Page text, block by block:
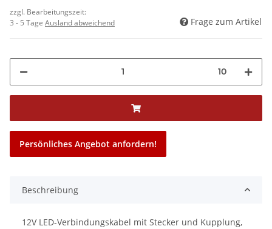
zzgl. Bearbeitungszeit:
3 - 5 Tage Ausland abweichend Frage zum Artikel
10
Persönliches Angebot anfordern!
Beschreibung
12V LED-Verbindungskabel mit Stecker und Kupplung,